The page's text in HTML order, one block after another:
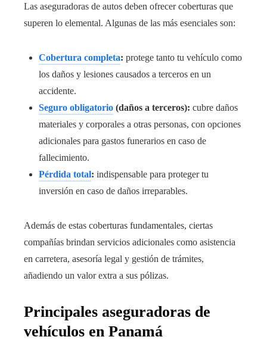
Las aseguradoras de autos deben ofrecer coberturas que
superen lo elemental. Algunas de las más esenciales son:
Cobertura completa: protege tanto tu vehículo como
los daños y lesiones causados a terceros en un
accidente.
Seguro obligatorio (daños a terceros): cubre daños
materiales y corporales a otras personas, con opciones
adicionales para gastos funerarios en caso de
fallecimiento.
Pérdida total: indispensable para proteger tu
inversión en caso de daños irreparables.
Además de estas coberturas fundamentales, ciertas
compañías brindan servicios adicionales como asistencia
en carretera, asesoría legal y gestión de trámites,
añadiendo un valor extra a sus pólizas.
Principales aseguradoras de
vehículos en Panamá